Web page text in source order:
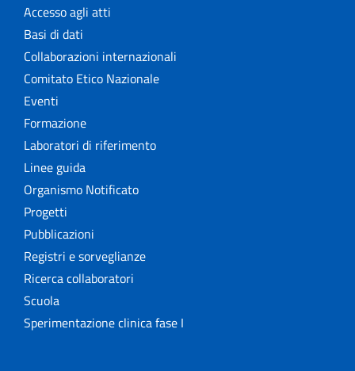
Accesso agli atti
Basi di dati
Collaborazioni internazionali
Comitato Etico Nazionale
Eventi
Formazione
Laboratori di riferimento
Linee guida
Organismo Notificato
Progetti
Pubblicazioni
Registri e sorveglianze
Ricerca collaboratori
Scuola
Sperimentazione clinica fase I